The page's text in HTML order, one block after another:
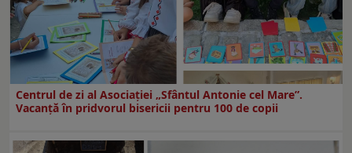
Centrul de zi al Asociației „Sfântul Antonie cel Mare”.
Vacanță în pridvorul bisericii pentru 100 de copii